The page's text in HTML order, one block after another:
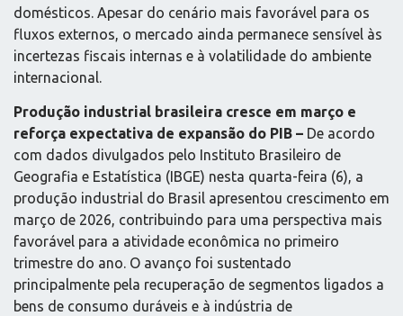
domésticos. Apesar do cenário mais favorável para os
fluxos externos, o mercado ainda permanece sensível às
incertezas fiscais internas e à volatilidade do ambiente
internacional.
Produção industrial brasileira cresce em março e
reforça expectativa de expansão do PIB – De acordo
com dados divulgados pelo Instituto Brasileiro de
Geografia e Estatística (IBGE) nesta quarta-feira (6), a
produção industrial do Brasil apresentou crescimento em
março de 2026, contribuindo para uma perspectiva mais
favorável para a atividade econômica no primeiro
trimestre do ano. O avanço foi sustentado
principalmente pela recuperação de segmentos ligados a
bens de consumo duráveis e à indústria de